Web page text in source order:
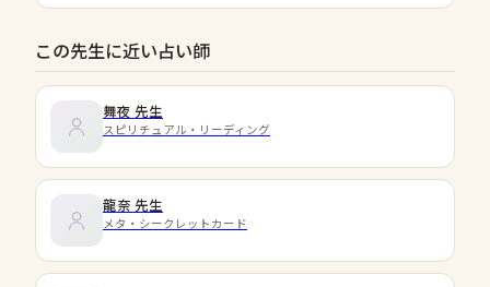
この先生に近い占い師
舞夜 先生
スピリチュアル・リーディング
龍奈 先生
メタ・シークレットカード